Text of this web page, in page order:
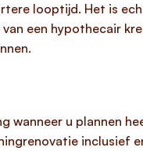
looptijd. Het is
een hypothecair
wanneer u plannen
inclusief